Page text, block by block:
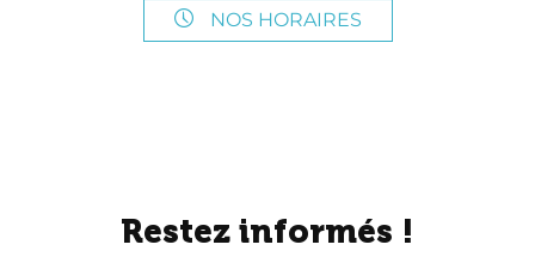
NOS HORAIRES
Restez informés !